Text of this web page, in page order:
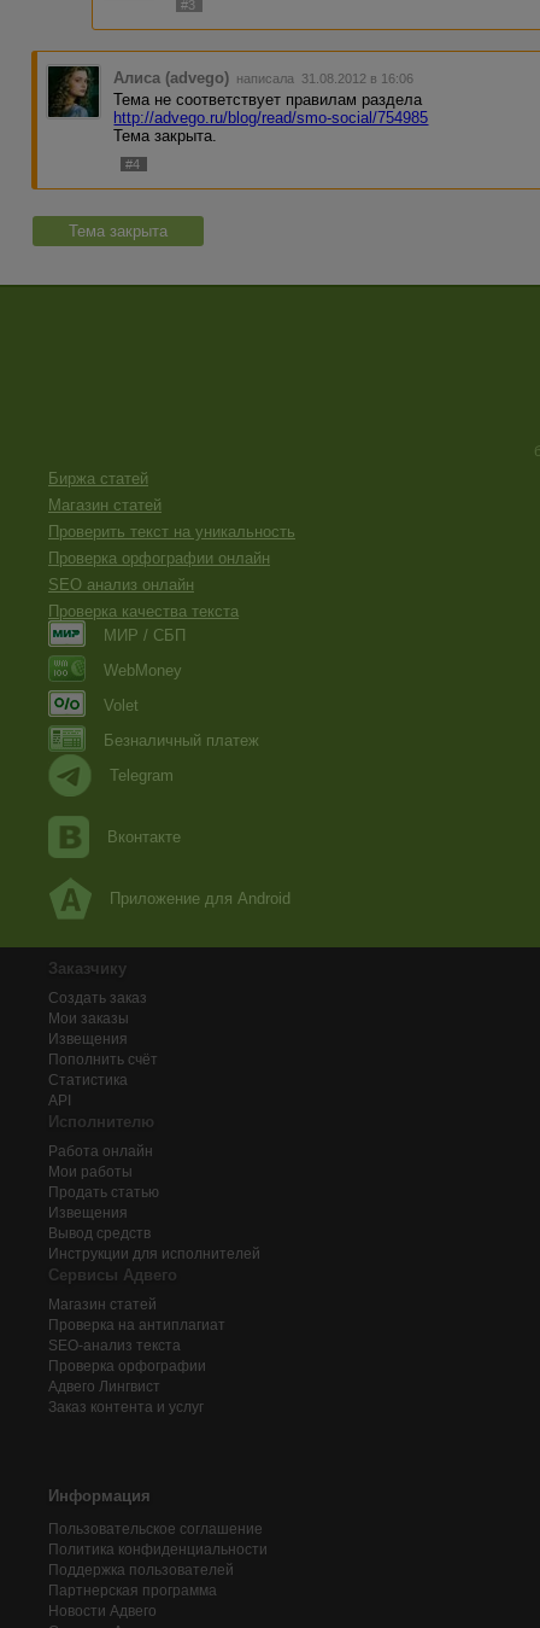
#3
Алиса (advego) написала 31.08.2012 в 16:06
Тема не соответствует правилам раздела
http://advego.ru/blog/read/smo-social/754985
Тема закрыта.
#4
Тема закрыта
Биржа статей
Магазин статей
Проверить текст на уникальность
Проверка орфографии онлайн
SEO анализ онлайн
Проверка качества текста
МИР / СБП
WebMoney
Volet
Безналичный платеж
Telegram
Вконтакте
Приложение для Android
Заказчику
Создать заказ
Мои заказы
Извещения
Пополнить счёт
Статистика
API
Исполнителю
Работа онлайн
Мои работы
Продать статью
Извещения
Вывод средств
Инструкции для исполнителей
Сервисы Адвего
Магазин статей
Проверка на антиплагиат
SEO-анализ текста
Проверка орфографии
Адвего Лингвист
Заказ контента и услуг
Информация
Пользовательское соглашение
Политика конфиденциальности
Поддержка пользователей
Партнерская программа
Новости Адвего